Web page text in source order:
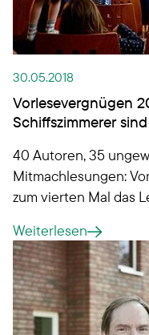
30.05.2018
Vorlesevergnügen
Schiffszimmerer
40 Autoren, 35
Mitmachlesungen:
zum vierten Mal das
statt. Auch unsere
einen Teil dazu bei...
Weiterlesen